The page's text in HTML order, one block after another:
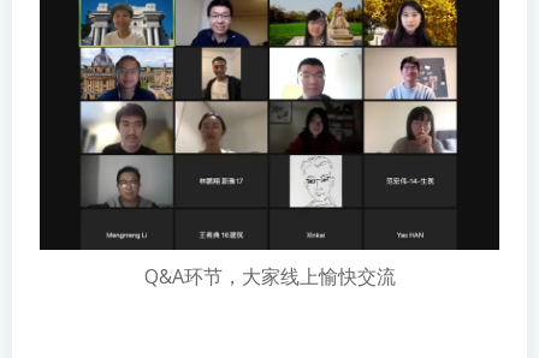
Q&A环节，大家线上愉快交流